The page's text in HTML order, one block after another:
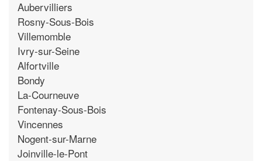
Aubervilliers
Rosny-Sous-Bois
Villemomble
Ivry-sur-Seine
Alfortville
Bondy
La-Courneuve
Fontenay-Sous-Bois
Vincennes
Nogent-sur-Marne
Joinville-le-Pont